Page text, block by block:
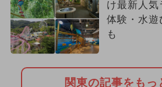
け最新人気
体験・水遊
も
関東の記事をもっ